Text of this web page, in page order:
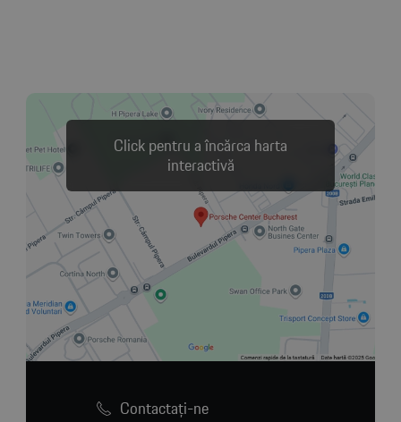
Click pentru a încărca harta
interactivă
Contactaţi-ne